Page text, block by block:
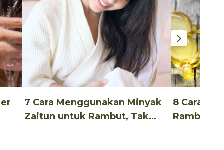
7 Cara Menggunakan Minyak
Zaitun untuk Rambut, Tak
8 Cara
Rambut